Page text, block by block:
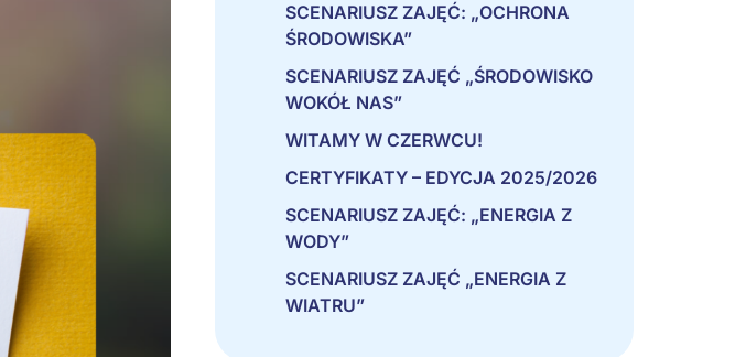
SCENARIUSZ ZAJĘĆ: „OCHRONA
ŚRODOWISKA”
SCENARIUSZ ZAJĘĆ „ŚRODOWISKO
WOKÓŁ NAS”
WITAMY W CZERWCU!
CERTYFIKATY – EDYCJA 2025/2026
SCENARIUSZ ZAJĘĆ: „ENERGIA Z
WODY”
SCENARIUSZ ZAJĘĆ „ENERGIA Z
WIATRU”